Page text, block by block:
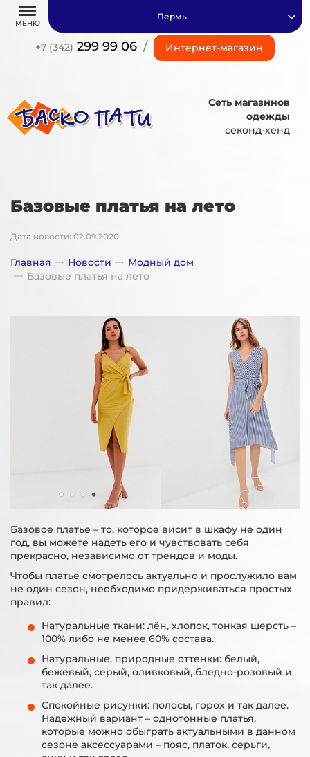
МЕНЮ
+7 (342) 299 99 06 / Интернет-магазин
Пермь
Сеть магазинов
одежды
секонд-хенд
Базовые платья на лето
Дата новости: 02.09.2020
Главная Новости
Модный дом
Базовые платья на лето
Базовое платье – то, которое висит в шкафу не один
год, вы можете надеть его и чувствовать себя
прекрасно, независимо от трендов и моды.
Чтобы платье смотрелось актуально и прослужило вам
не один сезон, необходимо придерживаться простых
правил:
Натуральные ткани: лён, хлопок, тонкая шерсть –
100% либо не менее 60% состава.
Натуральные, природные оттенки: белый,
бежевый, серый, оливковый, бледно-розовый и
так далее.
Спокойные рисунки: полосы, горох и так далее.
Надежный вариант – однотонные платья,
которые можно обыграть актуальными в данном
сезоне аксессуарами – пояс, платок, серьги,